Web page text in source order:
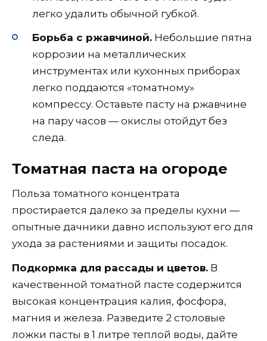
легко удалить обычной губкой.
Борьба с ржавчиной. Небольшие пятна
коррозии на металлических
инструментах или кухонных приборах
легко поддаются «томатному»
компрессу. Оставьте пасту на ржавчине
на пару часов — окислы отойдут без
следа.
Томатная паста на огороде
Польза томатного концентрата
простирается далеко за пределы кухни —
опытные дачники давно используют его для
ухода за растениями и защиты посадок.
Подкормка для рассады и цветов. В
качественной томатной пасте содержится
высокая концентрация калия, фосфора,
магния и железа. Разведите 2 столовые
ложки пасты в 1 литре теплой воды, дайте